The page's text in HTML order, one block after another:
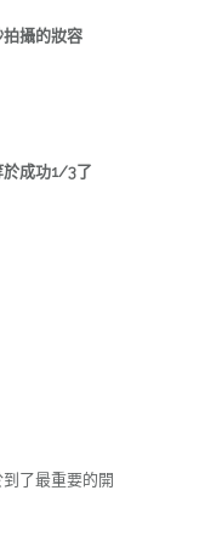
攝的妝容
於成功1/3了
了最重要的開